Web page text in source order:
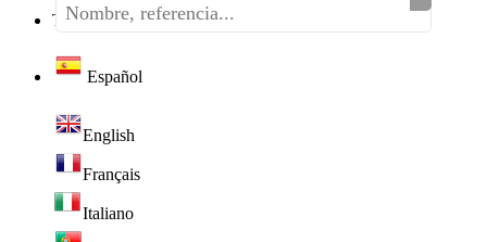
Teléfono:(+34) 968 320 046
Español
English
Français
Italiano